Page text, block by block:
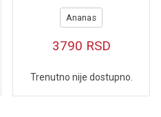
Ananas
3790 RSD
Trenutno nije dostupno.